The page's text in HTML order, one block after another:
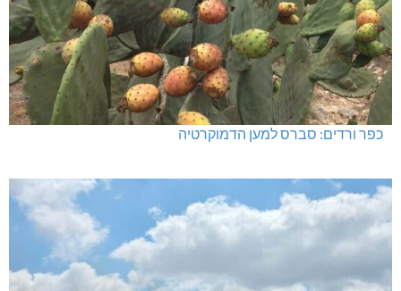
כפר ורדים: סברס למען הדמוקרטיה